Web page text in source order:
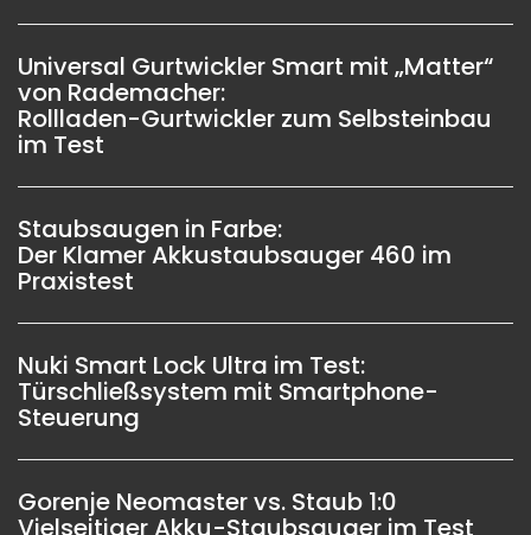
Universal Gurtwickler Smart mit „Matter“
von Rademacher:
Rollladen-Gurtwickler zum Selbsteinbau
im Test
Staubsaugen in Farbe:
Der Klamer Akkustaubsauger 460 im
Praxistest
Nuki Smart Lock Ultra im Test:
Türschließsystem mit Smartphone-
Steuerung
Gorenje Neomaster vs. Staub 1:0
Vielseitiger Akku-Staubsauger im Test